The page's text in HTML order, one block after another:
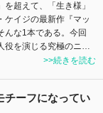
超えて、「生き様」
ケイジの最新作『マッ
んな1本である。今回
役を演じる究極のニ…
>>続きを読む
チーフになってい